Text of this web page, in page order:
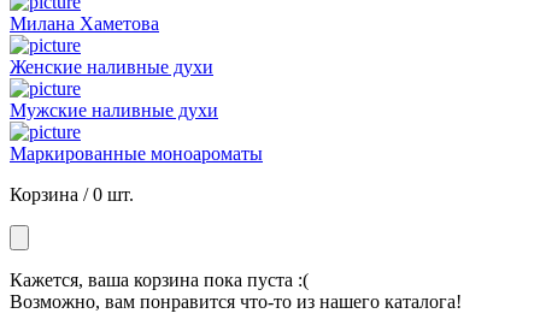
Милана Хаметова
Женские наливные духи
Мужские наливные духи
Маркированные моноароматы
Корзина /0 шт.
Кажется, ваша корзина пока пуста :(
Возможно, вам понравится что-то из нашего каталога!